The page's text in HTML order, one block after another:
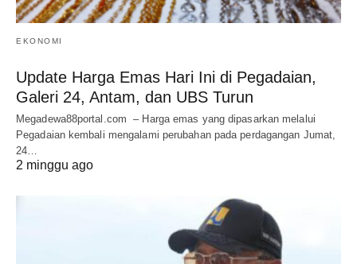
EKONOMI
Update Harga Emas Hari Ini di Pegadaian,
Galeri 24, Antam, dan UBS Turun
Megadewa88portal.com – Harga emas yang dipasarkan melalui
Pegadaian kembali mengalami perubahan pada perdagangan Jumat,
24…
2 minggu ago